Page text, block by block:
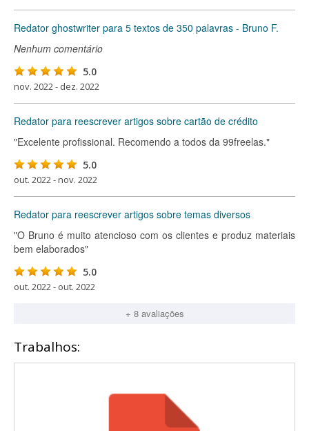
Redator ghostwriter para 5 textos de 350 palavras - Bruno F.
Nenhum comentário
5.0
nov. 2022 - dez. 2022
Redator para reescrever artigos sobre cartão de crédito
"Excelente profissional. Recomendo a todos da 99freelas."
5.0
out. 2022 - nov. 2022
Redator para reescrever artigos sobre temas diversos
"O Bruno é muito atencioso com os clientes e produz materiais
bem elaborados"
5.0
out. 2022 - out. 2022
+ 8 avaliações
Trabalhos: